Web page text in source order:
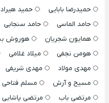
حمیدرضا بابایی
حمید هیراد
حامد الماسی
حامد سنجابی
همایون شجریان
هوروش
هومن نجفی
میلاد غلامی
مهدی مولاد
مهدی شریفی
مسیح و آرش
مسلم فتاحی
مرتضی باب
مرتضی پاشایی